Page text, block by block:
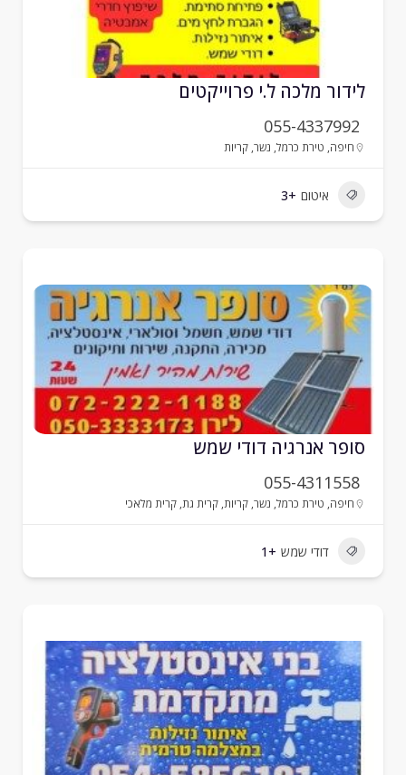
מלכה ל.י פרוייקטים
055-4337992
טירת כרמל,נשר ,קריות
איטום
אנרגיה דודי שמש
055-4311558
טירת כרמל,נשר ,קריות,קרית גת, קרית מלאכי
דודי שמש +1